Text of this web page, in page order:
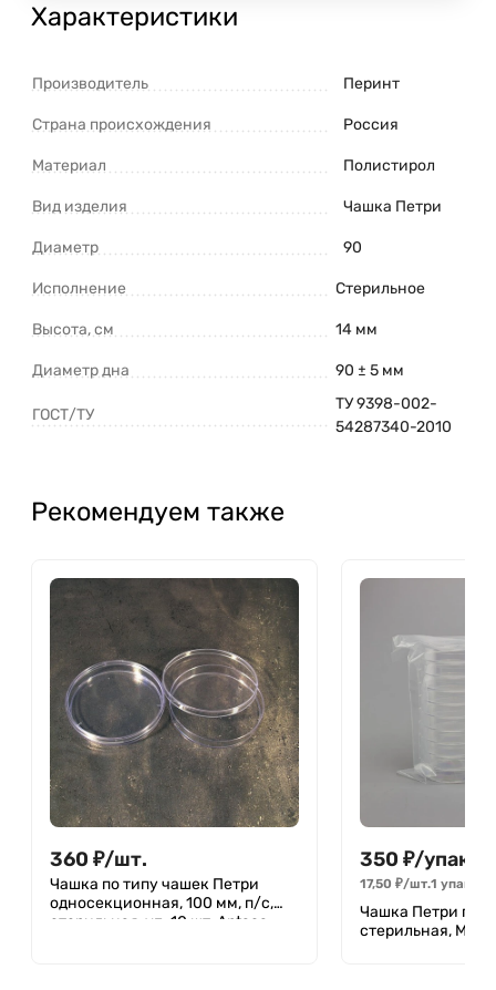
Характеристики
Производитель Перинт
Страна происхождения Россия
Материал Полистирол
Вид изделия Чашка Петри
Диаметр 90
Исполнение Стерильное
Высота, см 14 мм
Диаметр дна 90 ± 5 мм
ГОСТ/ТУ
ТУ 9398-002-
54287340-2010
Рекомендуем также
360 ₽/шт.
Чашка по типу чашек Петри
односекционная, 100 мм, п/с,
стерильная, уп. 10 шт, Aptaca
350 ₽/упак.
17,50 ₽/шт.1 упак.
Чашка Петри
стерильная,